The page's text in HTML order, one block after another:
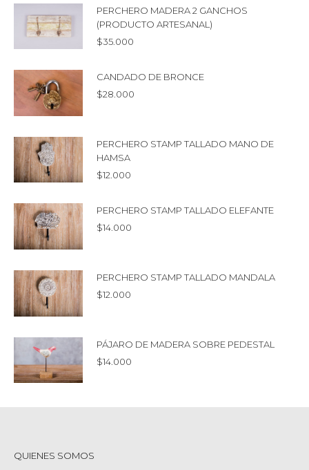
PERCHERO MADERA 2 GANCHOS
(PRODUCTO ARTESANAL)
$35.000
CANDADO DE BRONCE
$28.000
PERCHERO STAMP TALLADO MANO DE
HAMSA
$12.000
PERCHERO STAMP TALLADO ELEFANTE
$14.000
PERCHERO STAMP TALLADO MANDALA
$12.000
PÁJARO DE MADERA SOBRE PEDESTAL
$14.000
QUIENES SOMOS